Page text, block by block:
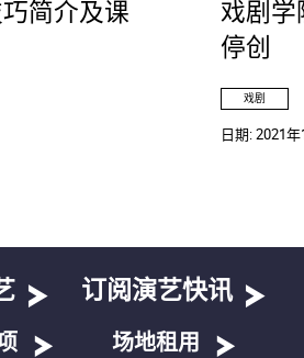
简介及课
戏剧学
停创
戏剧
日期:2021年
订阅演艺快讯
场地租用